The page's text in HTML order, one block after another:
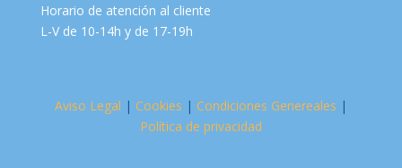
Horario de atención al cliente
L-V de 10-14h y de 17-19h
Aviso Legal | Cookies | Condiciones Genereales |
Política de privacidad